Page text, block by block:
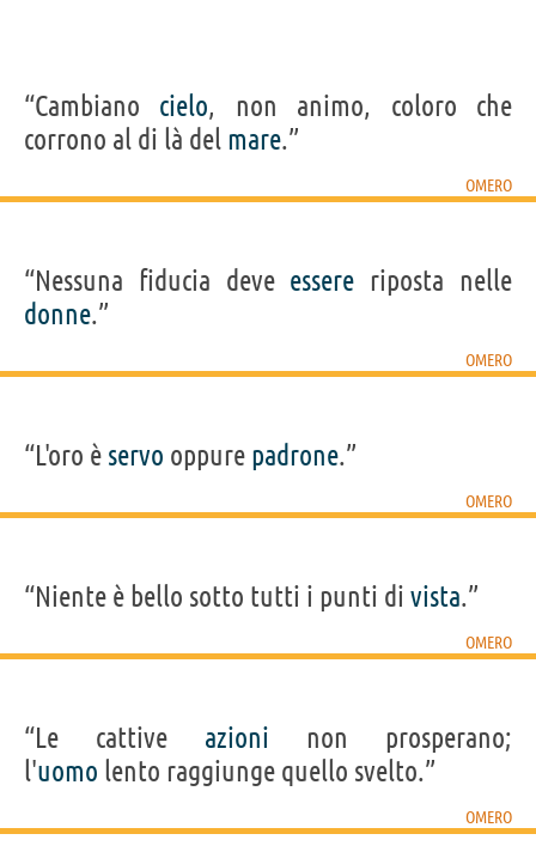
“Cambiano cielo, non animo, coloro che
corrono al di là del mare.”
OMERO
“Nessuna fiducia deve essere riposta nelle
donne.”
OMERO
“L'oro è servo oppure padrone.”
OMERO
“Niente è bello sotto tutti i punti di vista.”
OMERO
“Le cattive azioni non prosperano;
l'uomo lento raggiunge quello svelto.”
OMERO